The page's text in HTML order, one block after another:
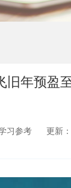
年预盈
习参考 更新